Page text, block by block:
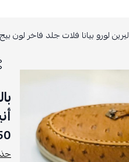
لورو بيانا فلات جلد فاخر لون